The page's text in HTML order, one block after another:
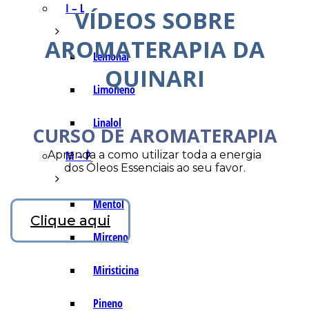
I – L
Lemonal
Limoneno
Linalol
M – P
Mentol
Mirceno
Miristicina
Pineno
VÍDEOS SOBRE
AROMATERAPIA DA
QUINARI
CURSO DE AROMATERAPIA
Aprenda a como utilizar toda a energia
dos Óleos Essenciais ao seu favor.
Clique aqui